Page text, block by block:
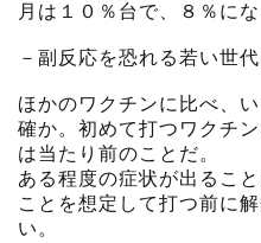
月は１０％台で、８％に
－副反応を恐れる若い世
ほかのワクチンに比べ、
確か。初めて打つワクチ
は当たり前のことだ。
ある程度の症状が出るこ
ことを想定して打つ前に
い。